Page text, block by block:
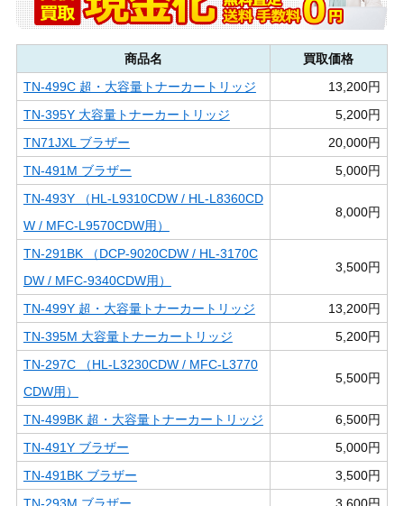
商品名
買取価格
TN-499C 超・大容量トナーカートリッジ
13,200円
TN-395Y 大容量トナーカートリッジ
5,200円
TN71JXL ブラザー
20,000円
TN-491M ブラザー
5,000円
TN-493Y （HL-L9310CDW / HL-L8360CD
W / MFC-L9570CDW用）
8,000円
TN-291BK （DCP-9020CDW / HL-3170C
DW / MFC-9340CDW用）
3,500円
TN-499Y 超・大容量トナーカートリッジ
13,200円
TN-395M 大容量トナーカートリッジ
5,200円
TN-297C （HL-L3230CDW / MFC-L3770
CDW用）
5,500円
TN-499BK 超・大容量トナーカートリッジ
6,500円
TN-491Y ブラザー
5,000円
TN-491BK ブラザー
3,500円